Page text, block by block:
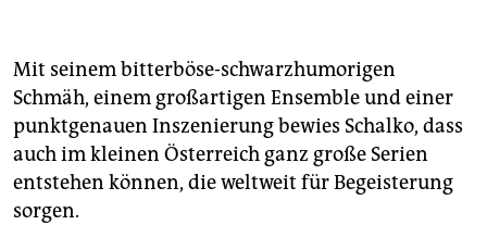
Mit seinem bitterböse-schwarzhumorigen
Schmäh, einem großartigen Ensemble und einer
punktgenauen Inszenierung bewies Schalko, dass
auch im kleinen Österreich ganz große Serien
entstehen können, die weltweit für Begeisterung
sorgen.